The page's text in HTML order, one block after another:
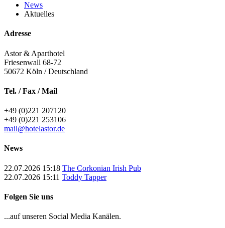
News
Aktuelles
Adresse
Astor & Aparthotel
Friesenwall 68-72
50672 Köln / Deutschland
Tel. / Fax / Mail
+49 (0)221 207120
+49 (0)221 253106
mail@hotelastor.de
News
22.07.2026 15:18 The Corkonian Irish Pub
22.07.2026 15:11 Toddy Tapper
Folgen Sie uns
...auf unseren Social Media Kanälen.